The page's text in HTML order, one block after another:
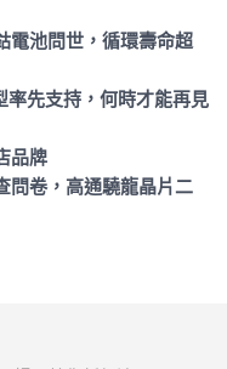
電池問世，循環壽命超
先支持，何時才能再見
品牌
問卷，高通驍龍晶片二